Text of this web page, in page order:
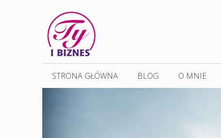
STRONA GŁÓWNA BLOG O MNIE